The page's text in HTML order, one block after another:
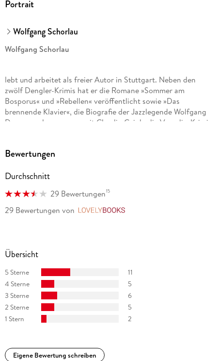
Portrait
Wolfgang Schorlau
Wolfgang Schorlau
lebt und arbeitet als freier Autor in Stuttgart. Neben den
zwölf Dengler-Krimis hat er die Romane »Sommer am
Bosporus« und »Rebellen« veröffentlicht sowie »Das
brennende Klavier«, die Biografie der Jazzlegende Wolfgang
Dauner und zusammen mit Claudio Caiolo die Venedig-Krimis
sowie 2019 und 2025 mit dem Stuttgarter Ebner-Stolz-
Bewertungen
Durchschnitt
29 Bewertungen15
29 Bewertungen von
Übersicht
5 Sterne
11
4 Sterne
5
3 Sterne
6
2 Sterne
5
1 Stern
2
Eigene Bewertung schreiben